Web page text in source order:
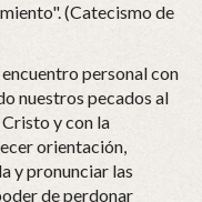
(Catecismo de
personal con
nuestros pecados al
y con la
orientación,
y pronunciar las
de perdonar